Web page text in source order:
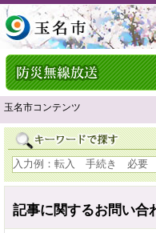
玉名市コンテンツ
記事に関するお問い合